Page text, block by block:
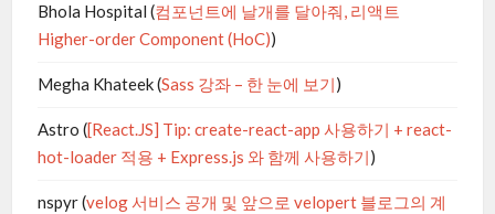
Bhola Hospital (컴포넌트에 날개를 달아줘, 리액트
Higher-order Component (HoC))
Megha Khateek(Sass 강좌 – 한 눈에 보기)
Astro ([React.JS] Tip: create-react-app 사용하기 + react-
hot-loader 적용 + Express.js 와 함께 사용하기)
nspyr(velog 서비스 공개 및 앞으로 velopert 블로그의 계